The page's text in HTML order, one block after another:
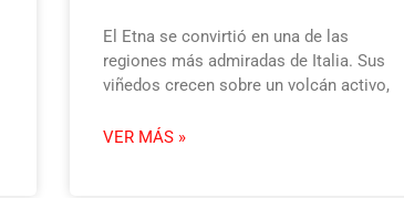
El Etna se convirtió en una de las
regiones más admiradas de Italia. Sus
viñedos crecen sobre un volcán activo,
VER MÁS »